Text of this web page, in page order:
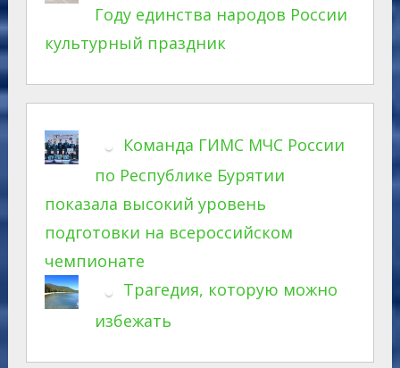
Году единства народов России
культурный праздник
Команда ГИМС МЧС России
по Республике Бурятии
показала высокий уровень
подготовки на всероссийском
чемпионате
Трагедия, которую можно
избежать